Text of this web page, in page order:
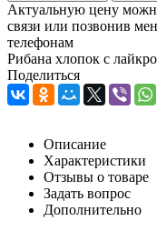
Актуальную цену
связи или позвонив
телефонам
Рибана хлопок с
Поделиться
Описание
Характеристики
Отзывы о товаре
Задать вопрос
Дополнительно